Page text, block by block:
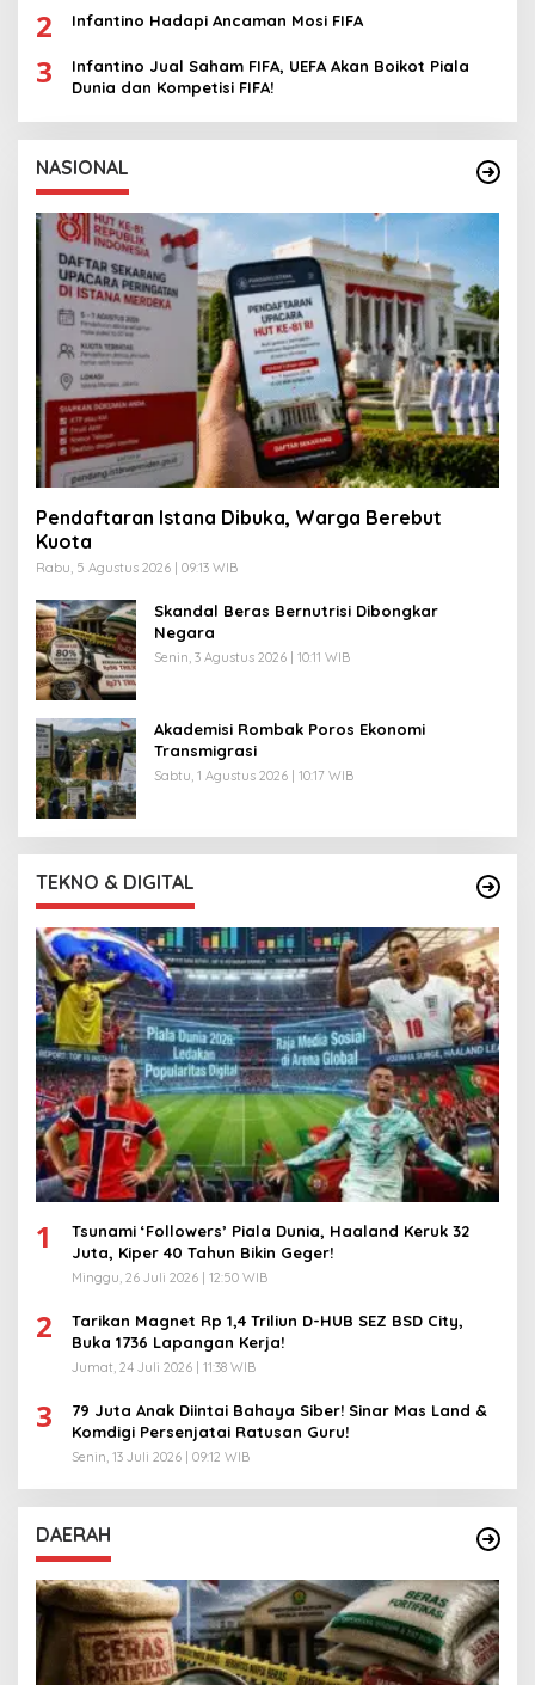
2 Infantino Hadapi Ancaman Mosi FIFA
3
Infantino Jual Saham FIFA, UEFA Akan Boikot Piala
Dunia dan Kompetisi FIFA!
NASIONAL
Pendaftaran Istana Dibuka, Warga Berebut
Kuota
Rabu, 5 Agustus 2026 | 09:13 WIB
Skandal Beras Bernutrisi Dibongkar
Negara
Senin, 3 Agustus 2026 | 10:11 WIB
Akademisi Rombak Poros Ekonomi
Transmigrasi
Sabtu, 1 Agustus 2026 | 10:17 WIB
TEKNO & DIGITAL
1
Tsunami ‘Followers’ Piala Dunia, Haaland Keruk 32
Juta, Kiper 40 Tahun Bikin Geger!
Minggu, 26 Juli 2026 | 12:50 WIB
2
Tarikan Magnet Rp 1,4 Triliun D-HUB SEZ BSD City,
Buka 1736 Lapangan Kerja!
Jumat, 24 Juli 2026 | 11:38 WIB
3
79 Juta Anak Diintai Bahaya Siber! Sinar Mas Land &
Komdigi Persenjatai Ratusan Guru!
Senin, 13 Juli 2026 | 09:12 WIB
DAERAH